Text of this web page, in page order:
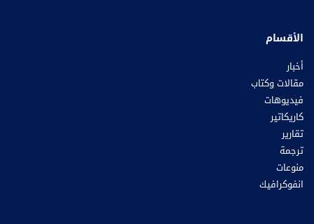
الأقسام
أخبار
مقالات وكتاب
فيديوهات
كاريكاتير
تقارير
ترجمة
منوعات
انفوكرافيك